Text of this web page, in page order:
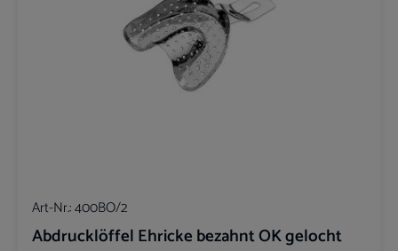
Art-Nr.:400BO/2
Abdrucklöffel Ehricke bezahnt OK gelocht